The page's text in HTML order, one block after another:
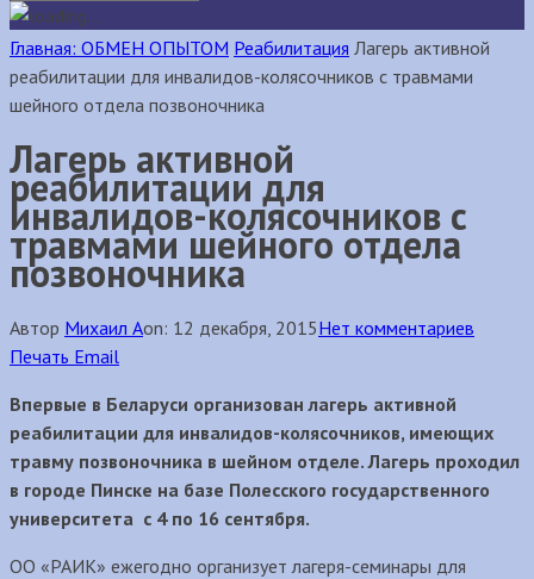
Главная: ОБМЕН ОПЫТОМ Реабилитация Лагерь активной
реабилитации для инвалидов-колясочников с травмами
шейного отдела позвоночника
Лагерь активной
реабилитации для
инвалидов-колясочников с
травмами шейного отдела
позвоночника
Автор Михаил Аon: 12 декабря, 2015Нет комментариев
Печать Email
Впервые в Беларуси организован лагерь активной
реабилитации для инвалидов-колясочников, имеющих
травму позвоночника в шейном отделе. Лагерь проходил
в городе Пинске на базе Полесского государственного
университета с 4 по 16 сентября.
ОО «РАИК» ежегодно организует лагеря-семинары для